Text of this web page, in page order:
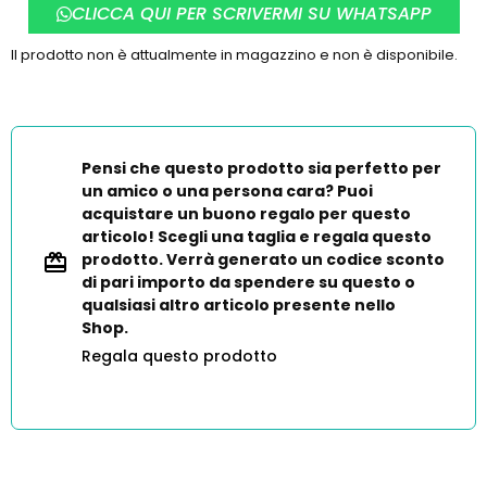
CLICCA QUI PER SCRIVERMI SU WHATSAPP
Il prodotto non è attualmente in magazzino e non è disponibile.
Pensi che questo prodotto sia perfetto per
un amico o una persona cara? Puoi
acquistare un buono regalo per questo
articolo! Scegli una taglia e regala questo
prodotto. Verrà generato un codice sconto
di pari importo da spendere su questo o
qualsiasi altro articolo presente nello
Shop.
Regala questo prodotto